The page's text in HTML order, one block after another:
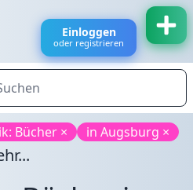
Einloggen
oder registrieren
Bücher ×
in Augsburg ×